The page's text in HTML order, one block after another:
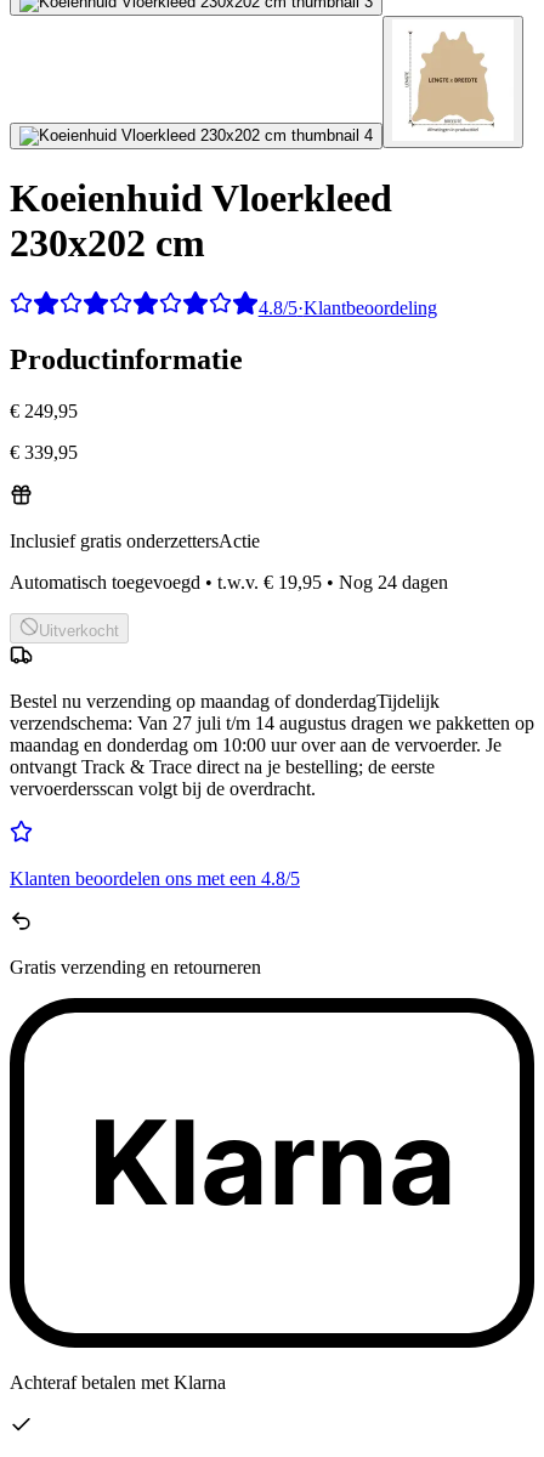
Koeienhuid Vloerkleed
230x202 cm
4.8/5·Klantbeoordeling
Productinformatie
€ 249,95
€ 339,95
Inclusief gratis onderzettersActie
Automatisch toegevoegd • t.w.v. € 19,95 • Nog 24 dagen
Uitverkocht
Bestel nu verzending op maandag of donderdagTijdelijk
verzendschema: Van 27 juli t/m 14 augustus dragen we pakketten op
maandag en donderdag om 10:00 uur over aan de vervoerder. Je
ontvangt Track & Trace direct na je bestelling; de eerste
vervoerdersscan volgt bij de overdracht.
Klanten beoordelen ons met een 4.8/5
Gratis verzending en retourneren
Klarna
Achteraf betalen met Klarna